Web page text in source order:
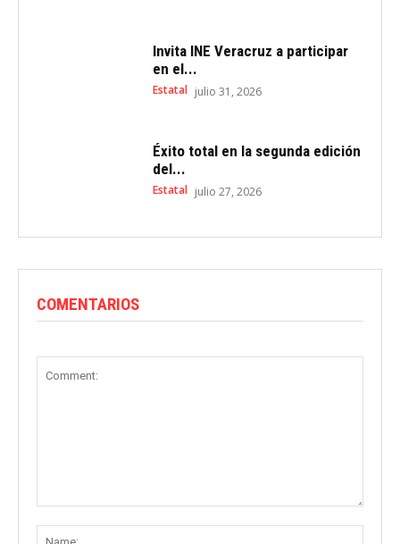
Invita INE Veracruz a participar
en el...
Estatal julio 31, 2026
Éxito total en la segunda edición
del...
Estatal julio 27, 2026
COMENTARIOS